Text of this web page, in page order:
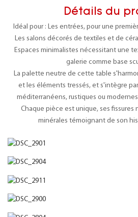
Détails du
Idéal pour : Les entrées, pour une
Les salons décorés de textiles et de
Espaces minimalistes nécessitant une
galerie comme base
La palette neutre de cette table
et les éléments tressés, et s'intègre
méditerranéens, rustiques ou
Chaque pièce est unique, ses fissures
minérales témoignant de son